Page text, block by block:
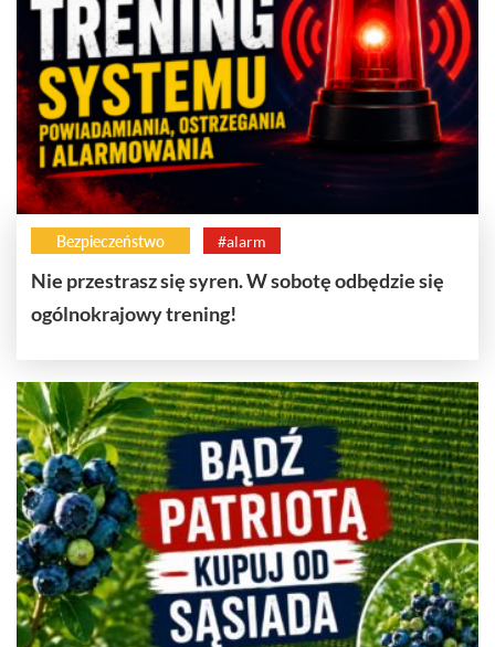
Bezpieczeństwo #alarm
Nie przestrasz się syren. W sobotę odbędzie się
ogólnokrajowy trening!